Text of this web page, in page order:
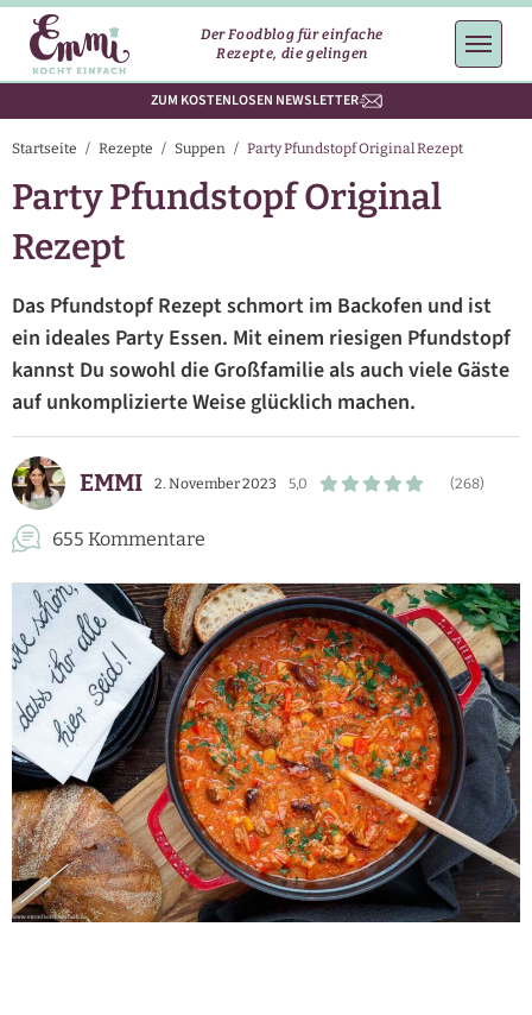
Der Foodblog für einfache
Rezepte, die gelingen
ZUM KOSTENLOSEN NEWSLETTER
Startseite / Rezepte / Suppen / Party Pfundstopf Original Rezept
Party Pfundstopf Original
Rezept
Das Pfundstopf Rezept schmort im Backofen und ist
ein ideales Party Essen. Mit einem riesigen Pfundstopf
kannst Du sowohl die Großfamilie als auch viele Gäste
auf unkomplizierte Weise glücklich machen.
EMMI 2. November 2023 5,0 (268)
655 Kommentare